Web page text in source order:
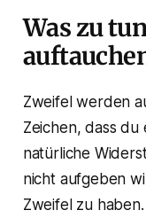
Was zu
Zweifel werden
Zeichen, dass
natürliche
nicht aufgeben
Zweifel zu